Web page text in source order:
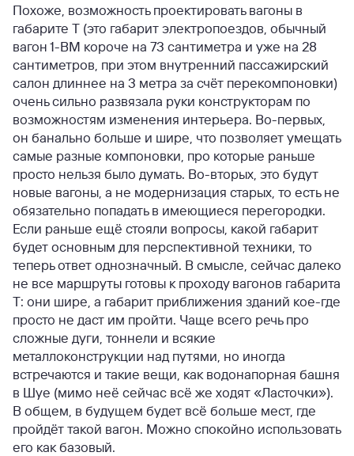
Похоже, возможность проектировать вагоны в
габарите Т (это габарит электропоездов, обычный
вагон 1-ВМ короче на 73 сантиметра и уже на 28
сантиметров, при этом внутренний пассажирский
салон длиннее на 3 метра за счёт перекомпоновки)
очень сильно развязала руки конструкторам по
возможностям изменения интерьера. Во-первых,
он банально больше и шире, что позволяет умещать
самые разные компоновки, про которые раньше
просто нельзя было думать. Во-вторых, это будут
новые вагоны, а не модернизация старых, то есть не
обязательно попадать в имеющиеся перегородки.
Если раньше ещё стояли вопросы, какой габарит
будет основным для перспективной техники, то
теперь ответ однозначный. В смысле, сейчас далеко
не все маршруты готовы к проходу вагонов габарита
Т: они шире, а габарит приближения зданий кое-где
просто не даст им пройти. Чаще всего речь про
сложные дуги, тоннели и всякие
металлоконструкции над путями, но иногда
встречаются и такие вещи, как водонапорная башня
в Шуе (мимо неё сейчас всё же ходят «Ласточки»).
В общем, в будущем будет всё больше мест, где
пройдёт такой вагон. Можно спокойно использовать
его как базовый.